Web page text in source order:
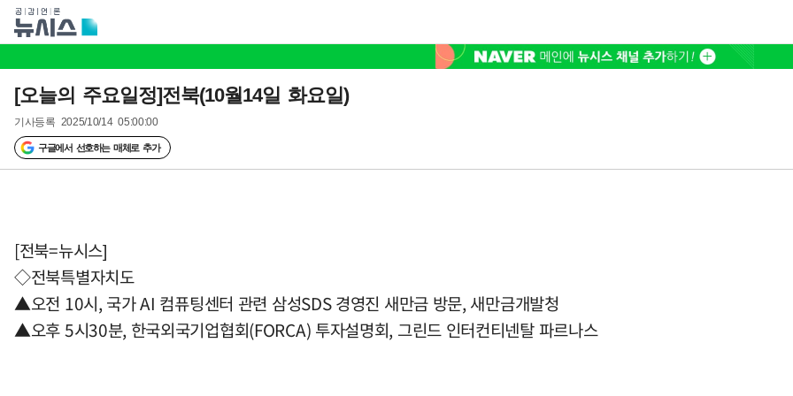
[오늘의 주요일정]전북(10월14일 화요일)
기사등록 2025/10/14 05:00:00
구글에서 선호하는 매체로 추가
[전북=뉴시스]
◇전북특별자치도
▲오전 10시, 국가 AI 컴퓨팅센터 관련 삼성SDS 경영진 새만금 방문, 새만금개발청
▲오후 5시30분, 한국외국기업협회(FORCA) 투자설명회, 그린드 인터컨티넨탈 파르나스